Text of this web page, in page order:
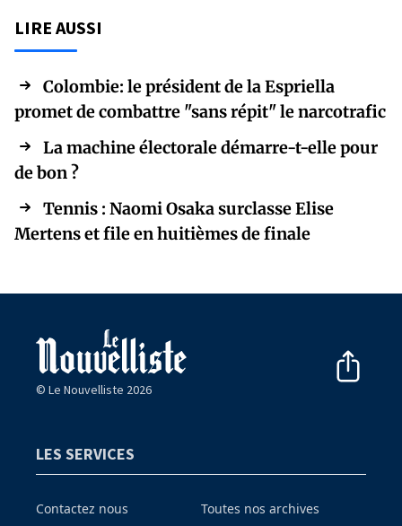
LIRE AUSSI
Colombie: le président de la Espriella
promet de combattre "sans répit" le narcotrafic
La machine électorale démarre-t-elle pour
de bon ?
Tennis : Naomi Osaka surclasse Elise
Mertens et file en huitièmes de finale
© Le Nouvelliste 2026
LES SERVICES
Contactez nous
Toutes nos archives